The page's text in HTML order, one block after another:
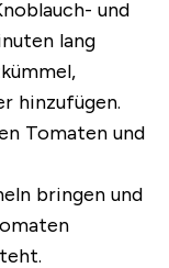
und
lang
hinzufügen.
Tomaten und
bringen und